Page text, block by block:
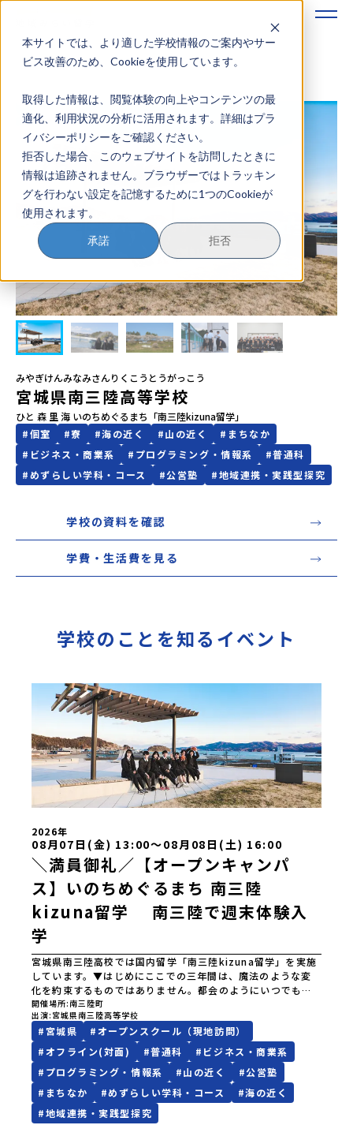
本サイトでは、より適した学校情報のご案内やサー
ビス改善のため、Cookieを使用しています。
取得した情報は、閲覧体験の向上やコンテンツの最
適化、利用状況の分析に活用されます。詳細はプラ
イバシーポリシーをご確認ください。
拒否した場合、このウェブサイトを訪問したときに
情報は追跡されません。ブラウザーではトラッキン
グを行わない設定を記憶するために1つのCookieが
使用されます。
承諾 拒否
地域みらい留学のすすめかた
地域みらい留学とは
学校を探す
イベントを探す
おためし地域留学
マガジン
奨学金について
？ イベント参加方法
会員登録 MYページログイン
みやぎけんみなみさんりくこうとうがっこう
宮城県南三陸高等学校
ひと 森 里 海 いのちめぐるまち「南三陸kizuna留学」
#個室 #寮 #海の近く #山の近く # まちなか
# ビジネス・商業系 # プログラミング・情報系 #普通科
#めずらしい学科・コース #公営塾 #地域連携・実践型探究
学校の資料を確認
学費・生活費を見る
学校のことを知るイベント
2026年
08月07日(金) 13:00〜08月08日(土) 16:00
＼満員御礼／【オープンキャンパ
ス】いのちめぐるまち 南三陸
kizuna留学 南三陸で週末体験入
学
宮城県南三陸高校では国内留学「南三陸kizuna留学」を実施
しています。▼はじめにここでの三年間は、魔法のような変
化を約束するものではありません。都会のようにいつでもな
んでもあるような便利さではないし、冬の寒さは少し厳しい
かもしれません。何かにチャレンジしようと思えば、壁にぶ
つかることだってあるはずです。正直に言えば、ここは至れ
り尽くせりの環境ではありません。学校のなかでも、学びの
フィールドとなる南三陸町でも、日々試行錯誤が続いていま
す。それでも、私たちは知っています。この「ままならなさ」
と向き合った時間が、人をいちばん強くすることを。 ここで
はあなたを、一人の新たな町民として迎えます。 お客様では
なく、この町の未来を一緒につくり、魅力的にしていく仲間
開催場所 南三陸町
出演 宮城県南三陸高等学校
#宮城県 #オープンスクール（現地訪問）
#オフライン(対面) #普通科 # ビジネス・商業系
# プログラミング・情報系 #山の近く #公営塾
# まちなか #めずらしい学科・コース #海の近く
#地域連携・実践型探究